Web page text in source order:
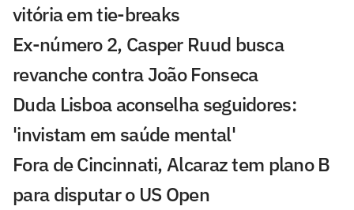
vitória em tie-breaks
Ex-número 2, Casper Ruud busca
revanche contra João Fonseca
Duda Lisboa aconselha seguidores:
'invistam em saúde mental'
Fora de Cincinnati, Alcaraz tem plano B
para disputar o US Open